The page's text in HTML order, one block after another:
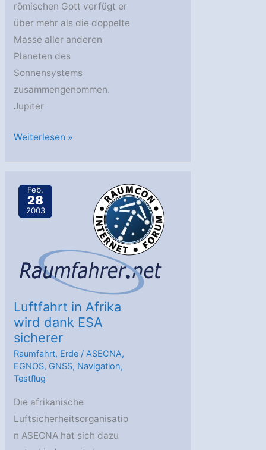
römischen Gott verfügt er
über mehr als die doppelte
Masse aller anderen
Planeten des
Sonnensystems
zusammengenommen.
Jupiter
Der
Weiterlesen »
Feb.
28
2003
Luftfahrt in Afrika
wird dank ESA
sicherer
Raumfahrt, Erde /ASECNA,
EGNOS, GNSS, Navigation,
Testflug
Die afrikanische
Luftsicherheitsorganisatio
n ASECNA hat sich dazu